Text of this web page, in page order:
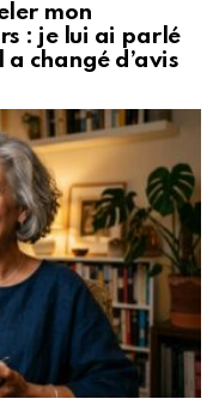
mon
: je lui ai parlé
changé d’avis